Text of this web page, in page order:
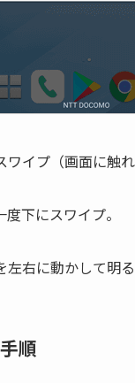
イプ（画面に触
下にスワイプ。
右に動かして明る
順